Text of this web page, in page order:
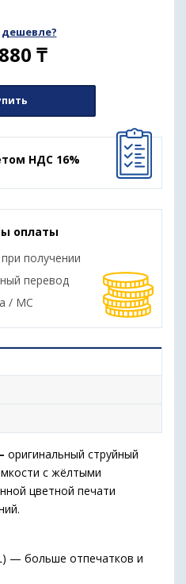
₸
НДС 16%
оплаты
получении
перевод
/ MC
оригинальный струйный
с жёлтыми
цветной печати
— больше отпечатков и